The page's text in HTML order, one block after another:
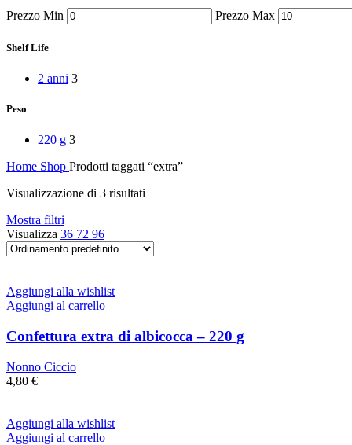
Prodotti da forno
Semi
Sughi pronti e passate
Tisane
Zuppe secche e pronte
Prezzo Min Prezzo Max
Shelf Life
2 anni 3
Peso
220 g 3
Home Shop Prodotti taggati “extra”
Visualizzazione di 3 risultati
Mostra filtri
Visualizza 36 72 96
Aggiungi alla wishlist
Aggiungi al carrello
Confettura extra di albicocca – 220 g
Nonno Ciccio
4,80 €
Aggiungi alla wishlist
Aggiungi al carrello